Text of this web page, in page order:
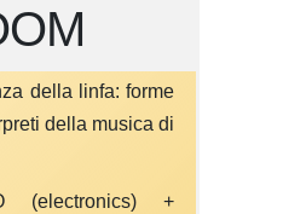
della linfa: forme
della musica di
(electronics) +